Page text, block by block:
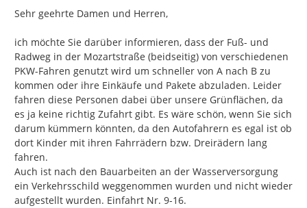
Sehr geehrte Damen und Herren,
ich möchte Sie darüber informieren, dass der Fuß- und
Radweg in der Mozartstraße (beidseitig) von verschiedenen
PKW-Fahren genutzt wird um schneller von A nach B zu
kommen oder ihre Einkäufe und Pakete abzuladen. Leider
fahren diese Personen dabei über unsere Grünflächen, da
es ja keine richtig Zufahrt gibt. Es wäre schön, wenn Sie sich
darum kümmern könnten, da den Autofahrern es egal ist ob
dort Kinder mit ihren Fahrrädern bzw. Dreirädern lang
fahren.
Auch ist nach den Bauarbeiten an der Wasserversorgung
ein Verkehrsschild weggenommen wurden und nicht wieder
aufgestellt wurden. Einfahrt Nr. 9-16.